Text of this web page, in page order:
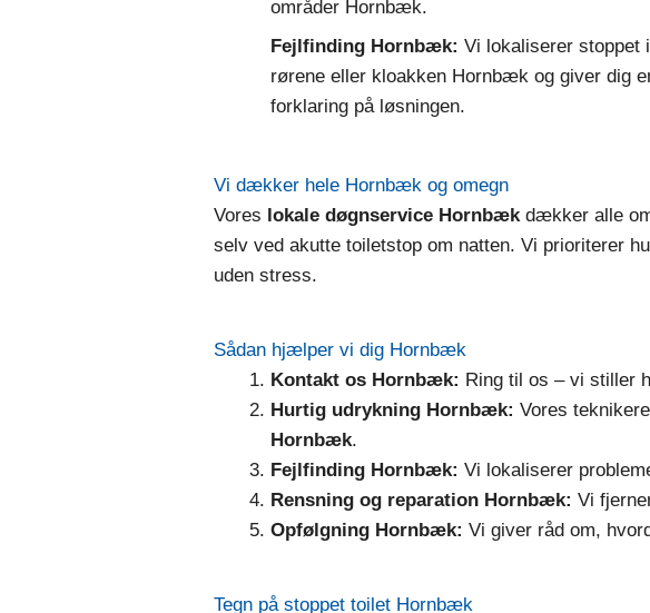
områder Hornbæk.
Fejlfinding Hornbæk: Vi lokaliserer stoppet
rørene eller kloakken Hornbæk og giver dig
forklaring på løsningen.
Vi dækker hele Hornbæk og omegn
Vores lokale døgnservice Hornbækdækker alle
selv ved akutte toiletstop om natten. Vi prioriterer
uden stress.
Sådan hjælper vi dig Hornbæk
Kontakt os Hornbæk: Ring til os – vi stiller
Hurtig udrykning Hornbæk: Vores
Hornbæk.
Fejlfinding Hornbæk: Vi lokaliserer
Rensning og reparation Hornbæk: Vi
Opfølgning Hornbæk: Vi giver råd om,
Tegn på stoppet toilet Hornbæk